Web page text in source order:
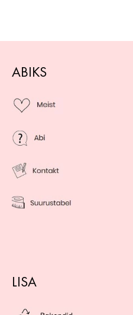
ABIKS
LISA